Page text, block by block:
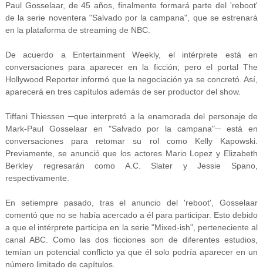
Paul Gosselaar, de 45 años, finalmente formará parte del 'reboot'
de la serie noventera "Salvado por la campana", que se estrenará
en la plataforma de streaming de NBC.
De acuerdo a Entertainment Weekly, el intérprete está en
conversaciones para aparecer en la ficción; pero el portal The
Hollywood Reporter informó que la negociación ya se concretó. Así,
aparecerá en tres capítulos además de ser productor del show.
Tiffani Thiessen ─que interpretó a la enamorada del personaje de
Mark-Paul Gosselaar en "Salvado por la campana"─ está en
conversaciones para retomar su rol como Kelly Kapowski.
Previamente, se anunció que los actores Mario Lopez y Elizabeth
Berkley regresarán como A.C. Slater y Jessie Spano,
respectivamente.
En setiempre pasado, tras el anuncio del 'reboot', Gosselaar
comentó que no se había acercado a él para participar. Esto debido
a que el intérprete participa en la serie "Mixed-ish", perteneciente al
canal ABC. Como las dos ficciones son de diferentes estudios,
temían un potencial conflicto ya que él solo podría aparecer en un
número limitado de capítulos.